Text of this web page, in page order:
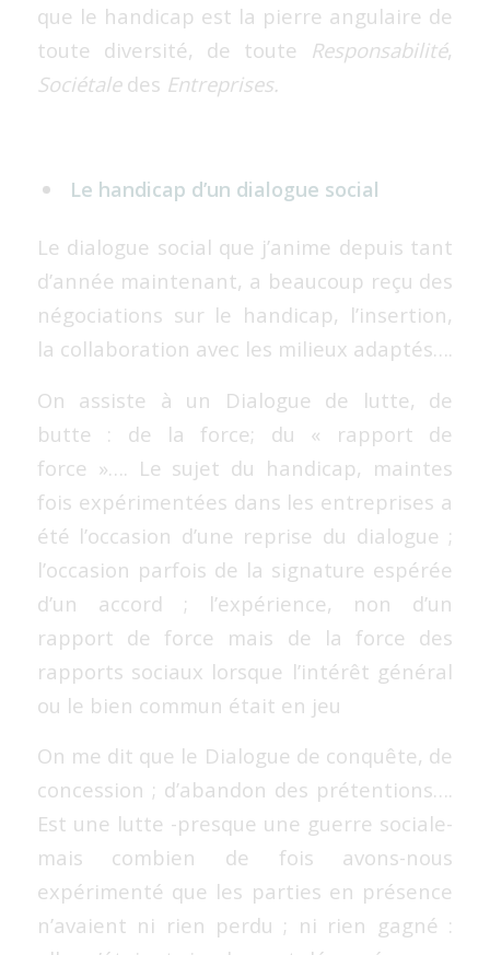
que le handicap est la pierre angulaire de
toute diversité, de toute Responsabilité,
Sociétaledes Entreprises.
Le handicap d’un dialogue social
Le dialogue social que j’anime depuis tant
d’année maintenant, a beaucoup reçu des
négociations sur le handicap, l’insertion,
la collaboration avec les milieux adaptés….
On assiste à un Dialogue de lutte, de
butte : de la force; du « rapport de
force »…. Le sujet du handicap, maintes
fois expérimentées dans les entreprises a
été l’occasion d’une reprise du dialogue ;
l’occasion parfois de la signature espérée
d’un accord ; l’expérience, non d’un
rapport de force mais de la force des
rapports sociaux lorsque l’intérêt général
ou le bien commun était en jeu
On me dit que le Dialogue de conquête, de
concession ; d’abandon des prétentions….
Est une lutte -presque une guerre sociale-
mais combien de fois avons-nous
expérimenté que les parties en présence
n’avaient ni rien perdu ; ni rien gagné :